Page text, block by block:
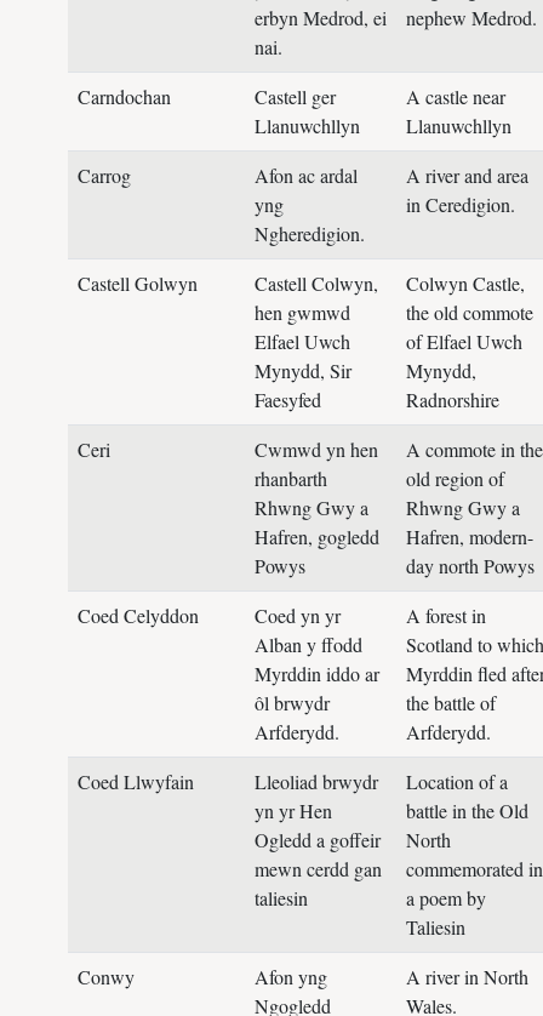
erbyn Medrod, ei
nai.
nephew Medrod.
Carndochan
Castell ger
Llanuwchllyn
A castle near
Llanuwchllyn
Carrog
Afon ac ardal
yng
Ngheredigion.
A river and area
in Ceredigion.
Castell Golwyn
Castell Colwyn,
hen gwmwd
Elfael Uwch
Mynydd, Sir
Faesyfed
Colwyn Castle,
the old commote
of Elfael Uwch
Mynydd,
Radnorshire
Ceri
Cwmwd yn hen
rhanbarth
Rhwng Gwy a
Hafren, gogledd
Powys
A commote in the
old region of
Rhwng Gwy a
Hafren, modern-
day north Powys
Coed Celyddon
Coed yn yr
Alban y ffodd
Myrddin iddo ar
ôl brwydr
Arfderydd.
A forest in
Scotland to which
Myrddin fled
the battle of
Arfderydd.
Coed Llwyfain
Lleoliad brwydr
yn yr Hen
Ogledd a goffeir
mewn cerdd gan
taliesin
Location of a
battle in the Old
North
commemorated in
a poem by
Taliesin
Conwy
Afon yng
Ngogledd
A river in North
Wales.